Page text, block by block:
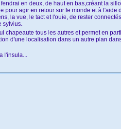
en deux, de haut en bas,créant la
pour agir en retour sur le monde et à
la vue, le tact et l'ouie, de rester
sylvius.
chapeaute tous les autres et permet en
d'une localisation dans un autre plan
l'insula...